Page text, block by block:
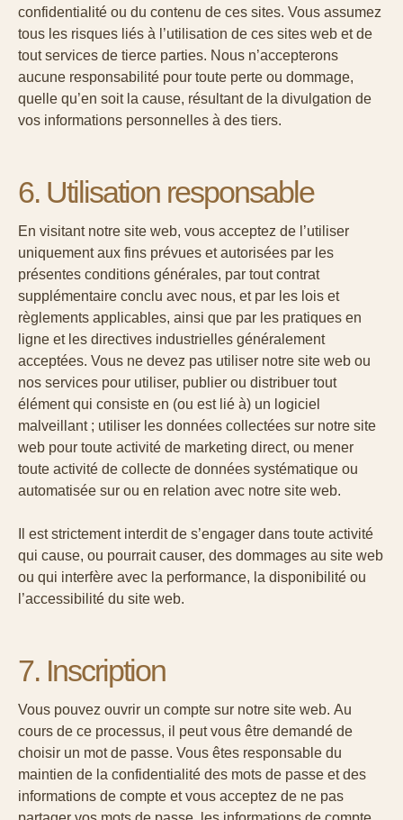
confidentialité ou du contenu de ces sites. Vous assumez
tous les risques liés à l’utilisation de ces sites web et de
tout services de tierce parties. Nous n’accepterons
aucune responsabilité pour toute perte ou dommage,
quelle qu’en soit la cause, résultant de la divulgation de
vos informations personnelles à des tiers.
6. Utilisation responsable
En visitant notre site web, vous acceptez de l’utiliser
uniquement aux fins prévues et autorisées par les
présentes conditions générales, par tout contrat
supplémentaire conclu avec nous, et par les lois et
règlements applicables, ainsi que par les pratiques en
ligne et les directives industrielles généralement
acceptées. Vous ne devez pas utiliser notre site web ou
nos services pour utiliser, publier ou distribuer tout
élément qui consiste en (ou est lié à) un logiciel
malveillant ; utiliser les données collectées sur notre site
web pour toute activité de marketing direct, ou mener
toute activité de collecte de données systématique ou
automatisée sur ou en relation avec notre site web.
Il est strictement interdit de s’engager dans toute activité
qui cause, ou pourrait causer, des dommages au site web
ou qui interfère avec la performance, la disponibilité ou
l’accessibilité du site web.
7. Inscription
Vous pouvez ouvrir un compte sur notre site web. Au
cours de ce processus, il peut vous être demandé de
choisir un mot de passe. Vous êtes responsable du
maintien de la confidentialité des mots de passe et des
informations de compte et vous acceptez de ne pas